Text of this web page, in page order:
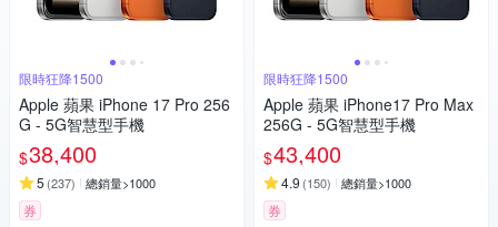
限時狂降1500
Apple 蘋果 iPhone 17 Pro 256
G - 5G智慧型手機
$38,400
5 (237) 總銷量>1000
券
限時狂降1500
Apple 蘋果 iPhone17 Pro Max
256G - 5G智慧型手機
$43,400
4.9 (150) 總銷量>1000
券